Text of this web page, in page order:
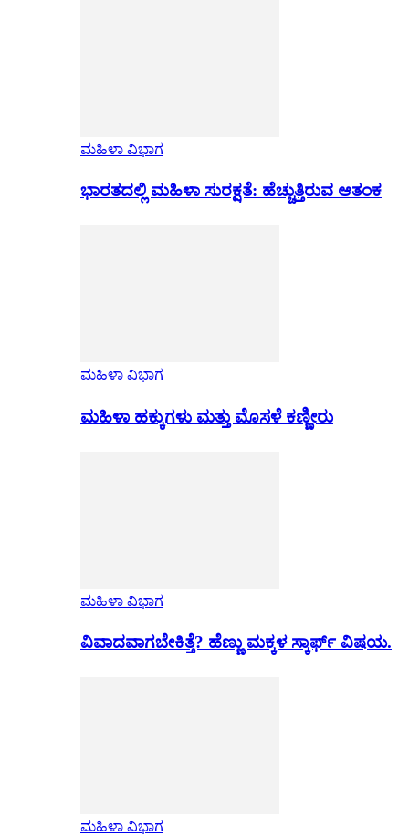
ಮಹಿಳಾ ವಿಭಾಗ
ಭಾರತದಲ್ಲಿ ಮಹಿಳಾ ಸುರಕ್ಷತೆ: ಹೆಚ್ಚುತ್ತಿರುವ ಆತಂಕ
ಮಹಿಳಾ ವಿಭಾಗ
ಮಹಿಳಾ ಹಕ್ಕುಗಳು ಮತ್ತು ಮೊಸಳೆ ಕಣ್ಣೀರು
ಮಹಿಳಾ ವಿಭಾಗ
ವಿವಾದವಾಗಬೇಕಿತ್ತೆ? ಹೆಣ್ಣು ಮಕ್ಕಳ ಸ್ಕಾರ್ಫ್ ವಿಷಯ.
ಮಹಿಳಾ ವಿಭಾಗ